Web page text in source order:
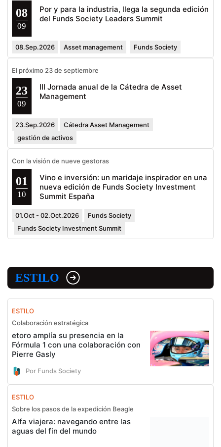
08
09
Por y para la industria, llega la segunda edición
del Funds Society Leaders Summit
08.Sep.2026 Asset management Funds Society
El próximo 23 de septiembre
23
09
III Jornada anual de la Cátedra de Asset
Management
23.Sep.2026
Cátedra Asset Management
gestión de activos
Con la visión de nueve gestoras
01
10
Vino e inversión: un maridaje inspirador en una
nueva edición de Funds Society Investment
Summit España
01.Oct - 02.Oct.2026
Funds Society
Funds Society Investment Summit
ESTILO
ESTILO
Colaboración estratégica
etoro amplía su presencia en la
Fórmula 1 con una colaboración con
Pierre Gasly
Por Funds Society
ESTILO
Sobre los pasos de la expedición Beagle
Alfa viajera: navegando entre las
aguas del fin del mundo